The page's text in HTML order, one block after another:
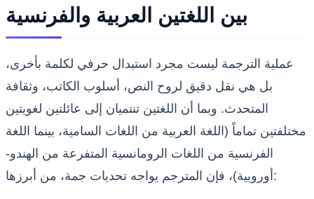
بين اللغتين العربية والفرنسية
عملية الترجمة ليست مجرد استبدال حرفي لكلمة بأخرى،
بل هي نقل دقيق لروح النص، أسلوب الكاتب، وثقافة
المتحدث. وبما أن اللغتين تنتميان إلى عائلتين لغويتين
مختلفتين تماماً (اللغة العربية من اللغات السامية، بينما اللغة
الفرنسية من اللغات الرومانسية المتفرعة من الهندو-
أوروبية)، فإن المترجم يواجه تحديات جمة، من أبرزها: